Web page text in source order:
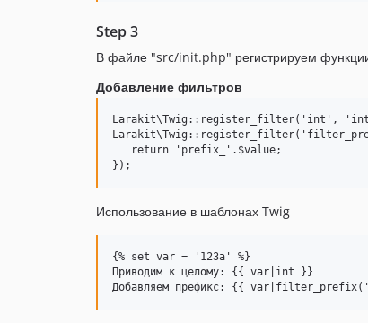
Step 3
В файле "src/init.php" регистрируем
Добавление фильтров
Larakit\Twig::register_filter('int',
   return 'prefix_'.$value;
Использование в шаблонах Twig
{% set var = '123a' %}
Приводим к целому: {{ var|int }}